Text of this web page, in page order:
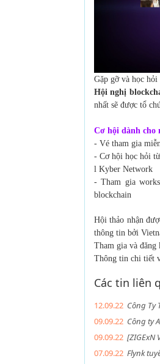
Gặp gỡ và học
Hội nghị
nhất sẽ được tổ
Cơ hội dành cho
- Vé tham gia
- Cơ hội học hỏi
l Kyber Network
- Tham gia
blockchain
Hội thảo nhận
thông tin bởi
Tham gia và
Thông tin chi tiết
Các tin liên
12.09.22 Công Ty
09.09.22 Công ty
09.09.22 [ZIGExN
07.09.22 Flynk